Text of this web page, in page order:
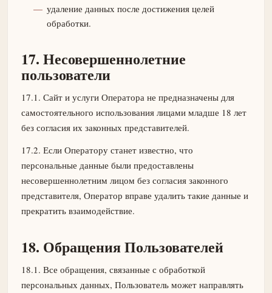
удаление данных после достижения целей
обработки.
17. Несовершеннолетние
пользователи
17.1. Сайт и услуги Оператора не предназначены для
самостоятельного использования лицами младше 18 лет
без согласия их законных представителей.
17.2. Если Оператору станет известно, что
персональные данные были предоставлены
несовершеннолетним лицом без согласия законного
представителя, Оператор вправе удалить такие данные и
прекратить взаимодействие.
18. Обращения Пользователей
18.1. Все обращения, связанные с обработкой
персональных данных, Пользователь может направлять